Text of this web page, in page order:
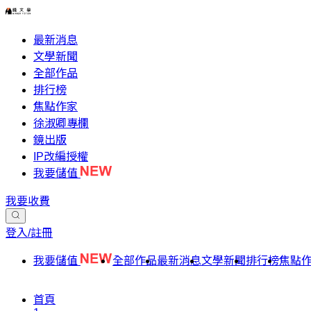
最新消息
文學新聞
全部作品
排行榜
焦點作家
徐淑卿專欄
鏡出版
IP改編授權
我要儲值
我要收費
登入/註冊
我要儲值 全部作品最新消息文學新聞排行榜焦點
首頁